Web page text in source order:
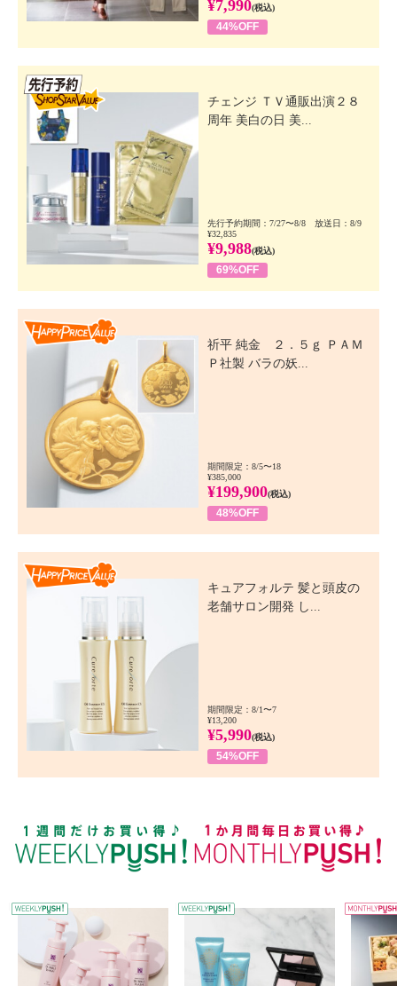
¥7,990(税込)
44%OFF
チェンジ ＴＶ通販出演２８
周年 美白の日 美...
先行予約期間：7/27〜8/8 放送日：8/9
¥32,835
¥9,988(税込)
69%OFF
祈平 純金 ２．５ｇ ＰＡＭ
Ｐ社製 バラの妖...
期間限定：8/5〜18
¥385,000
¥199,900(税込)
48%OFF
キュアフォルテ 髪と頭皮の
老舗サロン開発 し...
期間限定：8/1〜7
¥13,200
¥5,990(税込)
54%OFF
WEEKLY PUSH